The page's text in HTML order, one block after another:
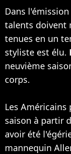
Dans
talents doivent
tenues en un
styliste est élu.
neuvième
corps.
Les
saison à partir
avoir été
mannequin